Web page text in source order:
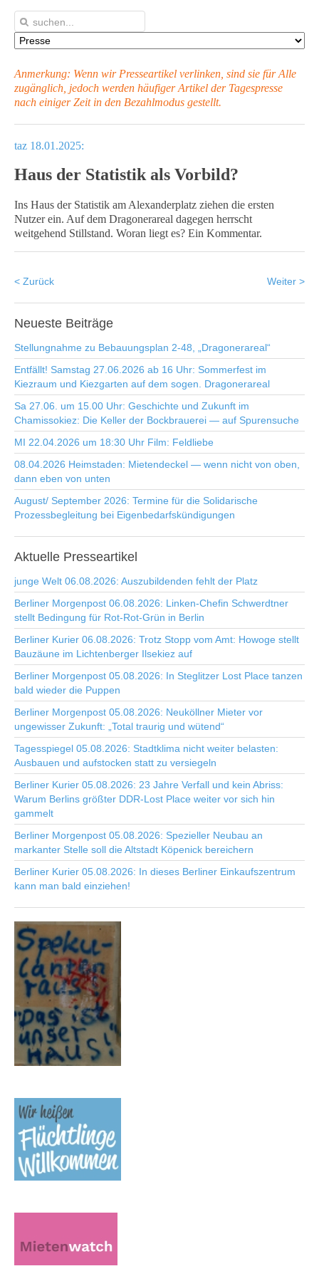
Anmerkung: Wenn wir Presseartikel verlinken, sind sie für Alle
zugänglich, jedoch werden häufiger Artikel der Tagespresse
nach einiger Zeit in den Bezahlmodus gestellt.
taz 18.01.2025:
Haus der Statistik als Vorbild?
Ins Haus der Statistik am Alexanderplatz ziehen die ersten
Nutzer ein. Auf dem Dragonerareal dagegen herrscht
weitgehend Stillstand. Woran liegt es? Ein Kommentar.
< Zurück Weiter >
Neueste Beiträge
Stellungnahme zu Bebauungsplan 2-48, „Dragonerareal“
Entfällt! Samstag 27.06.2026 ab 16 Uhr: Sommerfest im
Kiezraum und Kiezgarten auf dem sogen. Dragonerareal
Sa 27.06. um 15.00 Uhr: Geschichte und Zukunft im
Chamissokiez: Die Keller der Bockbrauerei — auf Spurensuche
MI 22.04.2026 um 18:30 Uhr Film: Feldliebe
08.04.2026 Heimstaden: Mietendeckel — wenn nicht von oben,
dann eben von unten
August/ September 2026: Termine für die Solidarische
Prozessbegleitung bei Eigenbedarfskündigungen
Aktuelle Presseartikel
junge Welt 06.08.2026: Auszubildenden fehlt der Platz
Berliner Morgenpost 06.08.2026: Linken-Chefin Schwerdtner
stellt Bedingung für Rot-Rot-Grün in Berlin
Berliner Kurier 06.08.2026: Trotz Stopp vom Amt: Howoge stellt
Bauzäune im Lichtenberger Ilsekiez auf
Berliner Morgenpost 05.08.2026: In Steglitzer Lost Place tanzen
bald wieder die Puppen
Berliner Morgenpost 05.08.2026: Neuköllner Mieter vor
ungewisser Zukunft: „Total traurig und wütend“
Tagesspiegel 05.08.2026: Stadtklima nicht weiter belasten:
Ausbauen und aufstocken statt zu versiegeln
Berliner Kurier 05.08.2026: 23 Jahre Verfall und kein Abriss:
Warum Berlins größter DDR-Lost Place weiter vor sich hin
gammelt
Berliner Morgenpost 05.08.2026: Spezieller Neubau an
markanter Stelle soll die Altstadt Köpenick bereichern
Berliner Kurier 05.08.2026: In dieses Berliner Einkaufszentrum
kann man bald einziehen!